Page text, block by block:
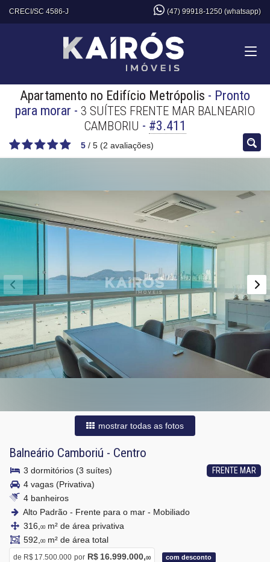
CRECI/SC 4586-J (47) 99918-1250 (whatsapp)
Apartamento no Edifício Metrópolis - Pronto
para morar - 3 SUÍTES FRENTE MAR BALNEARIO
CAMBORIU - #3.411
5 / 5 (2 avaliações)
mostrar todas as fotos
Balneário Camboriú - Centro
FRENTE MAR
3 dormitórios (3 suítes)
4 vagas (Privativa)
4 banheiros
Alto Padrão - Frente para o mar - Mobiliado
316, 00m² de área privativa
592, 00m² de área total
de R$ 17.500.000 por R$ 16.999.000,00 com desconto